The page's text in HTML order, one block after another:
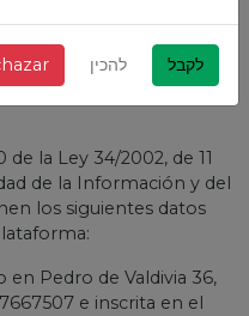
y de Cookies, los
se rige La Plataforma
la Ley 34/2002, de 11
de la Información y del
los siguientes datos
Pedro de Valdivia 36,
e inscrita en el
להכין לקבל